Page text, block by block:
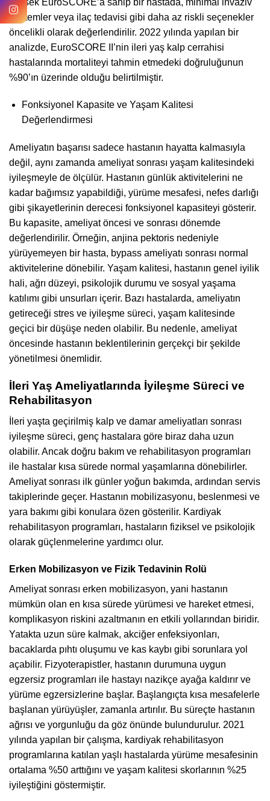
yöntemler veya ilaç tedavisi gibi daha az riskli seçenekler
öncelikli olarak değerlendirilir. 2022 yılında yapılan bir
analizde, EuroSCORE II’nin ileri yaş kalp cerrahisi
hastalarında mortaliteyi tahmin etmedeki doğruluğunun
%90’ın üzerinde olduğu belirtilmiştir.
Fonksiyonel Kapasite ve Yaşam Kalitesi
Değerlendirmesi
Ameliyatın başarısı sadece hastanın hayatta kalmasıyla
değil, aynı zamanda ameliyat sonrası yaşam kalitesindeki
iyileşmeyle de ölçülür. Hastanın günlük aktivitelerini ne
kadar bağımsız yapabildiği, yürüme mesafesi, nefes darlığı
gibi şikayetlerinin derecesi fonksiyonel kapasiteyi gösterir.
Bu kapasite, ameliyat öncesi ve sonrası dönemde
değerlendirilir. Örneğin, anjina pektoris nedeniyle
yürüyemeyen bir hasta, bypass ameliyatı sonrası normal
aktivitelerine dönebilir. Yaşam kalitesi, hastanın genel iyilik
hali, ağrı düzeyi, psikolojik durumu ve sosyal yaşama
katılımı gibi unsurları içerir. Bazı hastalarda, ameliyatın
getireceği stres ve iyileşme süreci, yaşam kalitesinde
geçici bir düşüşe neden olabilir. Bu nedenle, ameliyat
öncesinde hastanın beklentilerinin gerçekçi bir şekilde
yönetilmesi önemlidir.
İleri Yaş Ameliyatlarında İyileşme Süreci ve
Rehabilitasyon
İleri yaşta geçirilmiş kalp ve damar ameliyatları sonrası
iyileşme süreci, genç hastalara göre biraz daha uzun
olabilir. Ancak doğru bakım ve rehabilitasyon programları
ile hastalar kısa sürede normal yaşamlarına dönebilirler.
Ameliyat sonrası ilk günler yoğun bakımda, ardından servis
takiplerinde geçer. Hastanın mobilizasyonu, beslenmesi ve
yara bakımı gibi konulara özen gösterilir. Kardiyak
rehabilitasyon programları, hastaların fiziksel ve psikolojik
olarak güçlenmelerine yardımcı olur.
Erken Mobilizasyon ve Fizik Tedavinin Rolü
Ameliyat sonrası erken mobilizasyon, yani hastanın
mümkün olan en kısa sürede yürümesi ve hareket etmesi,
komplikasyon riskini azaltmanın en etkili yollarından biridir.
Yatakta uzun süre kalmak, akciğer enfeksiyonları,
bacaklarda pıhtı oluşumu ve kas kaybı gibi sorunlara yol
açabilir. Fizyoterapistler, hastanın durumuna uygun
egzersiz programları ile hastayı nazikçe ayağa kaldırır ve
yürüme egzersizlerine başlar. Başlangıçta kısa mesafelerle
başlanan yürüyüşler, zamanla artırılır. Bu süreçte hastanın
ağrısı ve yorgunluğu da göz önünde bulundurulur. 2021
yılında yapılan bir çalışma, kardiyak rehabilitasyon
programlarına katılan yaşlı hastalarda yürüme mesafesinin
ortalama %50 arttığını ve yaşam kalitesi skorlarının %25
iyileştiğini göstermiştir.